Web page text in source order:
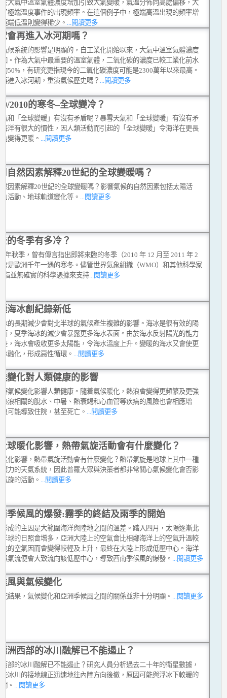
大氣中溫室氣體濃度增加引致大氣變暖，氣溫分佈向高處偏移，大
極端溫度事件的出現頻率。在這個例子中，極端高溫出現的頻率增
端低溫則變得稀少。
...閱讀更多
會再進入冰河期嗎？
候系統的影響是明顯的，自工業化開始以來，大氣中溫室氣體濃度
。作為大氣中最重要的溫室氣體，二氧化碳的濃度已較工業化前水
50%，有研究更指現今的二氧化碳濃度可能是2300萬年以來最高。
進入冰河期，重演氣候歷史嗎？ ...閱讀更多
2010的寒冬–全球變冷？
和「全球變暖」有沒有矛盾呢？暴雪天氣和「全球變暖」有沒有矛
洋有很大的慣性，因人類活動而引起的「全球變暖」令海洋在更長
變得更暖。 ...閱讀更多
自然因素解釋20世紀的全球變暖嗎？
因素解釋20世紀的全球變暖嗎？影響氣候的自然因素包括太陽活
活動、地球軌道變化等。
...閱讀更多
的冬季有多冷？
年秋季，曾有傳言指出即將來臨的冬季（2010 年 12 月至 2011 年 2
是歐洲千年一遇的寒冬。儘管世界氣象組織（WMO）和其他科學家
指並無確實的科學憑據來支持...閱讀更多
海冰創紀錄新低
的長期減少會對北半球的氣候產生複雜的影響。海冰是很有效的陽
，夏季海冰的減少會暴露更多海水表面。由於海水反射陽光的能力
，海水會吸收更多太陽能，令海水溫度上升。變暖的海水又會使更
融化，形成惡性循環。
...閱讀更多
變化對人類健康的影響
氣候變化影響人類健康。隨着氣候暖化，熱浪會變得更頻繁及更強
浪相關的脫水、中暑、熱衰竭和心血管等疾病的風險也會相應增
可能導致住院，甚至死亡。 ...閱讀更多
球暖化影響，熱帶氣旋活動會有什麼變化？
化影響，熱帶氣旋活動會有什麼變化？熱帶氣旋是地球上其中一種
力的天氣系統，因此普羅大眾與決策者都非常關心氣候變化會否影
旋的活動。 ...閱讀更多
季候風的爆發:霧季的終結及雨季的開始
成的主因是大範圍海洋與陸地之間的溫差。踏入四月，太陽逐漸北
球的日照會增多，亞洲大陸上的空氣會比相鄰海洋上的空氣升溫較
的空氣因而會變得較輕及上升，最終在大陸上形成低壓中心。海洋
氣流便會大致流向該低壓中心，導致西南季候風的爆發。
...閱讀更多
風與氣候變化
結果，氣候變化和亞洲季候風之間的關係並非十分明顯。 ...閱讀更多
洲西部的冰川融解已不能遏止？
部的冰川融解已不能遏止？研究人員分析過去二十年的衛星數據，
冰川的接地線正迅速地往內陸方向後撤，原因可能與浮冰下較暖的
。
...閱讀更多